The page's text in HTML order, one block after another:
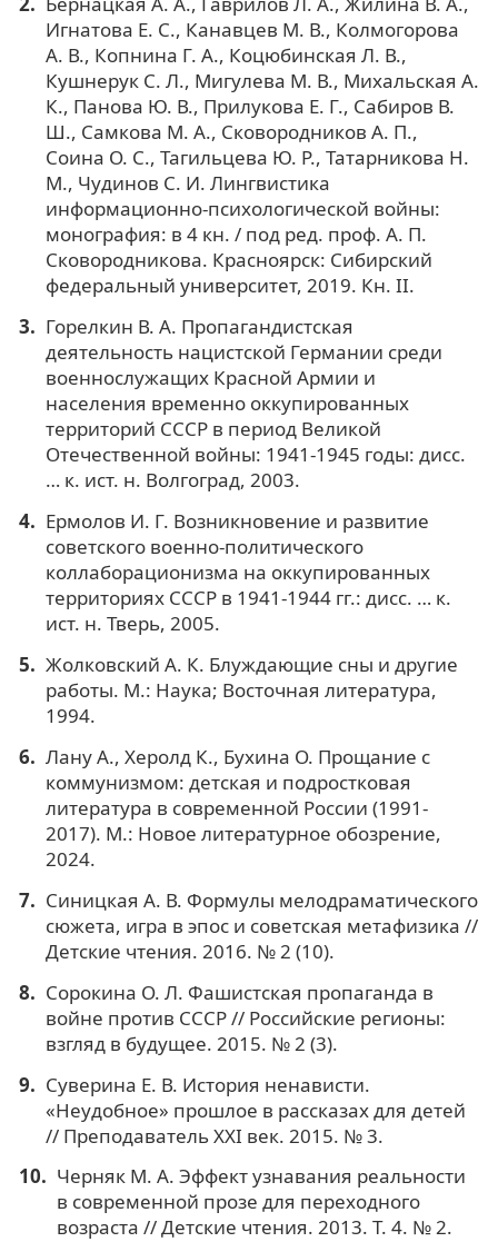
Игнатова Е. С., Канавцев М. В., Колмогорова
А. В., Копнина Г. А., Коцюбинская Л. В.,
Кушнерук С. Л., Мигулева М. В., Михальская А.
К., Панова Ю. В., Прилукова Е. Г., Сабиров В.
Ш., Самкова М. А., Сковородников А. П.,
Соина О. С., Тагильцева Ю. Р., Татарникова Н.
М., Чудинов С. И. Лингвистика
информационно-психологической войны:
монография: в 4 кн. / под ред. проф. А. П.
Сковородникова. Красноярск: Сибирский
федеральный университет, 2019. Кн. II.
Горелкин В. А. Пропагандистская
деятельность нацистской Германии среди
военнослужащих Красной Армии и
населения временно оккупированных
территорий СССР в период Великой
Отечественной войны: 1941-1945 годы: дисс.
… к. ист. н. Волгоград, 2003.
Ермолов И. Г. Возникновение и развитие
советского военно-политического
коллаборационизма на оккупированных
территориях СССР в 1941-1944 гг.: дисс. … к.
ист. н. Тверь, 2005.
Жолковский А. К. Блуждающие сны и другие
работы. М.: Наука; Восточная литература,
1994.
Лану А., Херолд К., Бухина О. Прощание с
коммунизмом: детская и подростковая
литература в современной России (1991-
2017). М.: Новое литературное обозрение,
2024.
Синицкая А. В. Формулы мелодраматического
сюжета, игра в эпос и cоветская метафизика //
Детские чтения. 2016. № 2 (10).
Сорокина О. Л. Фашистская пропаганда в
войне против СССР // Российские регионы:
взгляд в будущее. 2015. № 2 (3).
Суверина Е. В. История ненависти.
«Неудобное» прошлое в рассказах для детей
// Преподаватель ХХI век. 2015. № 3.
Черняк М. А. Эффект узнавания реальности
в современной прозе для переходного
возраста // Детские чтения. 2013. Т. 4. № 2.